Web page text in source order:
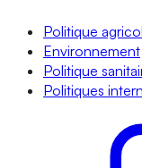
Politique
Environnement
Politique
Politiques